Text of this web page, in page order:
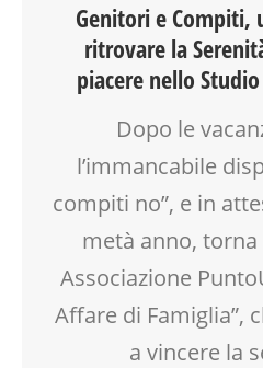
GENITORE
GENITORI
LABORATORIO
PEDAGOGIA
SCUOLA
SOCIALIZZAZIONE
SPAZIO
TEMPO LIBERO
Genitori e Compiti,
ritrovare la
piacere nello
Dopo le
l’immancabile
compiti no”, e in
metà anno,
Associazione
Affare di Famiglia”,
a vincere la